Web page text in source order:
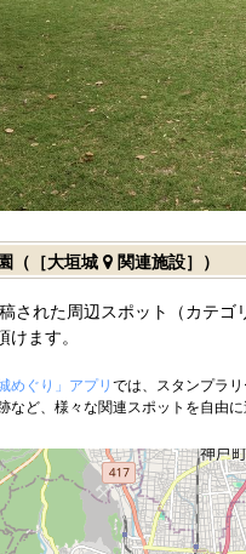
（［大垣城 関連施設］）
された周辺スポット（カテゴ
けます。
めぐり」アプリ では、スタンプラ
など、様々な関連スポットを自由に